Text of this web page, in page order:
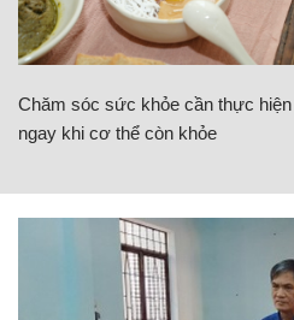
Chăm sóc sức khỏe cần thực hiện
ngay khi cơ thể còn khỏe